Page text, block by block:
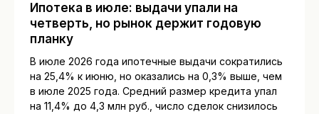
Ипотека в июле: выдачи упали на
четверть, но рынок держит годовую
планку
В июле 2026 года ипотечные выдачи сократились
на 25,4% к июню, но оказались на 0,3% выше, чем
в июле 2025 года. Средний размер кредита упал
на 11,4% до 4,3 млн руб., число сделок снизилось